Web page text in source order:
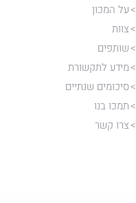
על המכון
צוות
שותפים
מידע לתקשורת
סיכומים שנתיים
תמכו בנו
צרו קשר